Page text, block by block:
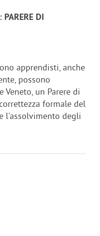
PARERE DI
apprendisti, anche
possono
un Parere di
formale del
l'assolvimento degli